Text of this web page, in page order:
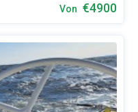
Von €4900